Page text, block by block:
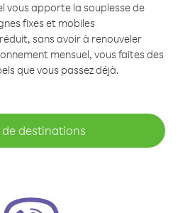
vous apporte la souplesse de
fixes et mobiles
sans avoir à renouveler
mensuel, vous faites des
que vous passez déjà.
de destinations